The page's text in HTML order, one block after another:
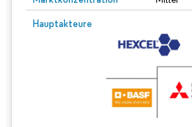
Hauptakteure